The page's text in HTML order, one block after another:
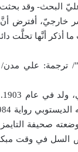
البحث- وقد
خارجيّ، أفترض
أنَّها تحلَّت
ترجمة: علي مدن/